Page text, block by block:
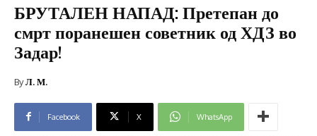
БРУТАЛЕН НАПАД: Претепан до
смрт поранешен советник од ХДЗ во
Задар!
ByЛ. М.
Facebook X WhatsApp